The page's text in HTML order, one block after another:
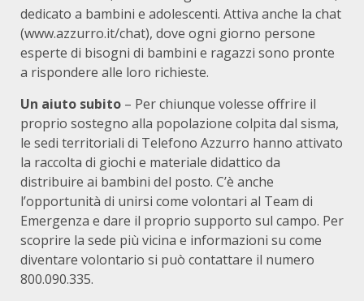
dedicato a bambini e adolescenti. Attiva anche la chat
(www.azzurro.it/chat), dove ogni giorno persone
esperte di bisogni di bambini e ragazzi sono pronte
a rispondere alle loro richieste.
Un aiuto subito – Per chiunque volesse offrire il
proprio sostegno alla popolazione colpita dal sisma,
le sedi territoriali di Telefono Azzurro hanno attivato
la raccolta di giochi e materiale didattico da
distribuire ai bambini del posto. C’è anche
l’opportunità di unirsi come volontari al Team di
Emergenza e dare il proprio supporto sul campo. Per
scoprire la sede più vicina e informazioni su come
diventare volontario si può contattare il numero
800.090.335.